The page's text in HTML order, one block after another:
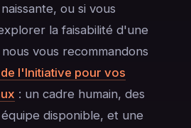
ou si vous
la faisabilité d'une
vous recommandons
l'Initiative pour vos
: un cadre humain, des
disponible, et une